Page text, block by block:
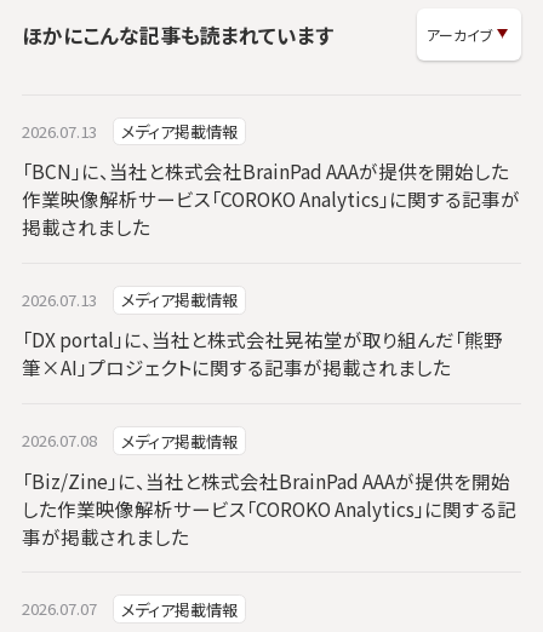
ほかにこんな記事も読まれています
2026.07.13 メディア掲載情報
「BCN」に、当社と株式会社BrainPad AAAが提供を開始した
作業映像解析サービス「COROKO Analytics」に関する記事が
掲載されました
2026.07.13 メディア掲載情報
「DX portal」に、当社と株式会社晃祐堂が取り組んだ「熊野
筆×AI」プロジェクトに関する記事が掲載されました
2026.07.08 メディア掲載情報
「Biz/Zine」に、当社と株式会社BrainPad AAAが提供を開始
した作業映像解析サービス「COROKO Analytics」に関する記
事が掲載されました
2026.07.07 メディア掲載情報